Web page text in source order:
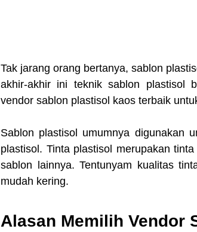
Tak jarang orang bertanya, sablon
akhir-akhir ini teknik sablon plastisol
vendor sablon plastisol kaos terbaik
Sablon plastisol umumnya digunakan
plastisol. Tinta plastisol merupakan
sablon lainnya. Tentunyam kualitas
mudah kering.
Alasan Memilih Vendor